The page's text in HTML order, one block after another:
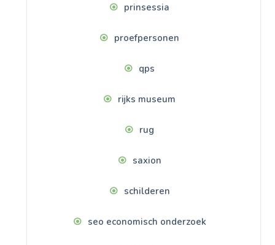
prinsessia
proefpersonen
qps
rijks museum
rug
saxion
schilderen
seo economisch onderzoek